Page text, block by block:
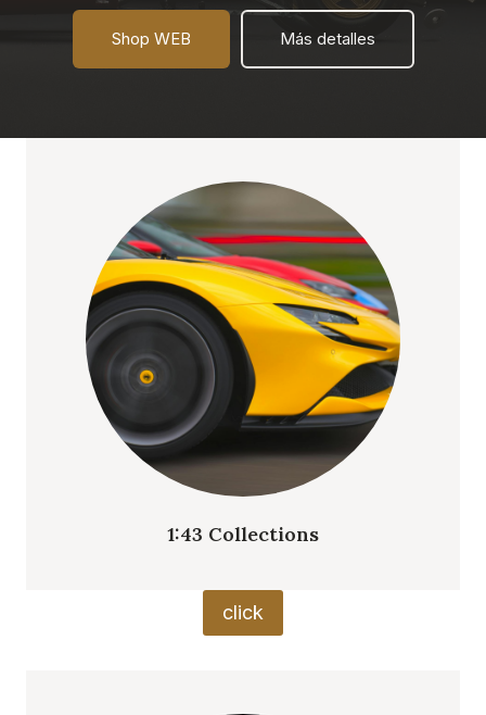
Shop WEB Más detalles
1:43 Collections
click